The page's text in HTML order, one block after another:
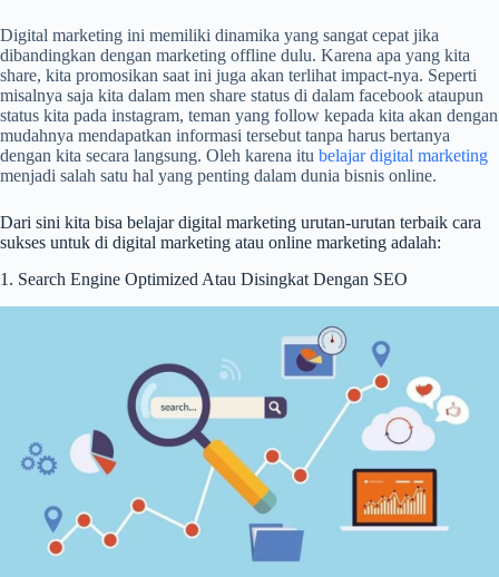
Digital marketing ini memiliki dinamika yang sangat cepat jika
dibandingkan dengan marketing offline dulu. Karena apa yang kita
share, kita promosikan saat ini juga akan terlihat impact-nya. Seperti
misalnya saja kita dalam men share status di dalam facebook ataupun
status kita pada instagram, teman yang follow kepada kita akan dengan
mudahnya mendapatkan informasi tersebut tanpa harus bertanya
dengan kita secara langsung. Oleh karena itu belajar digital marketing
menjadi salah satu hal yang penting dalam dunia bisnis online.
Dari sini kita bisa belajar digital marketing urutan-urutan terbaik cara
sukses untuk di digital marketing atau online marketing adalah:
1. Search Engine Optimized Atau Disingkat Dengan SEO